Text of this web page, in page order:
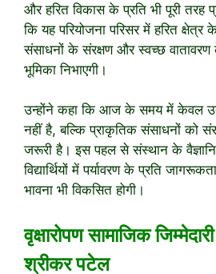
और हरित विकास के प्रति भी पूरी तरह
कि यह परियोजना परिसर में हरित क्षेत्र
संसाधनों के संरक्षण और स्वच्छ वातावरण
भूमिका निभाएगी।
उन्होंने कहा कि आज के समय में केवल
नहीं है, बल्कि प्राकृतिक संसाधनों को
जरूरी है। इस पहल से संस्थान के
विद्यार्थियों में पर्यावरण के प्रति
भावना भी विकसित होगी।
वृक्षारोपण सामाजिक
श्रीकर पटेल